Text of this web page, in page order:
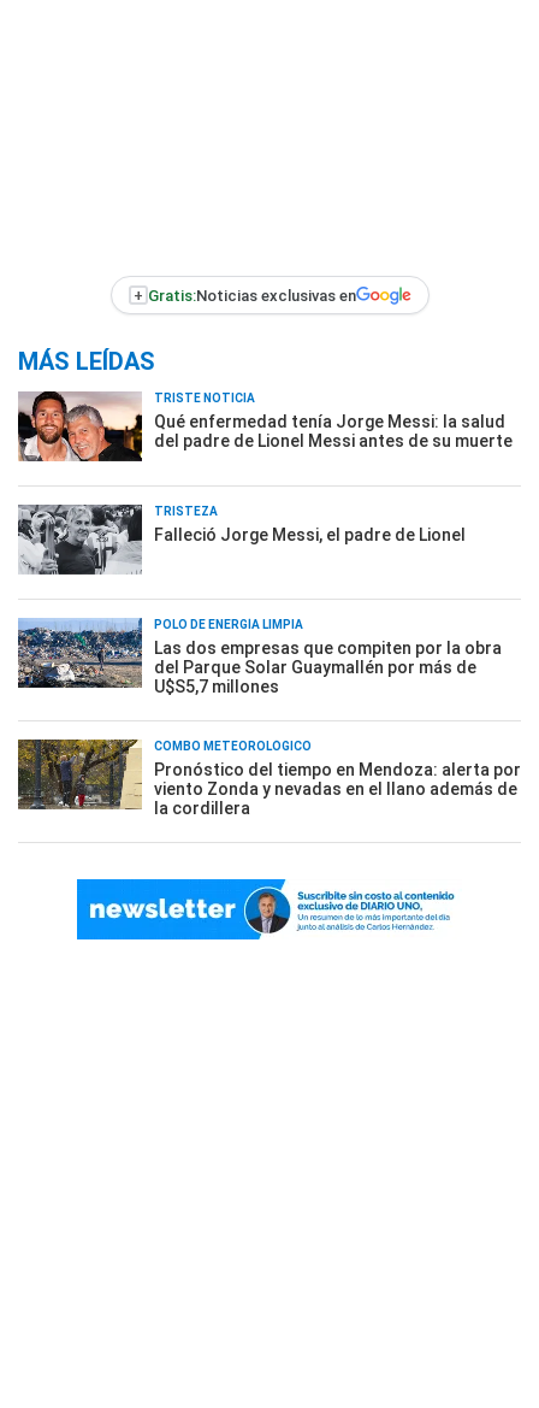
+ Gratis:Noticias exclusivas en
MÁS LEÍDAS
TRISTE NOTICIA
Qué enfermedad tenía Jorge Messi: la salud
del padre de Lionel Messi antes de su muerte
TRISTEZA
Falleció Jorge Messi, el padre de Lionel
POLO DE ENERGÍA LIMPIA
Las dos empresas que compiten por la obra
del Parque Solar Guaymallén por más de
U$S5,7 millones
COMBO METEOROLÓGICO
Pronóstico del tiempo en Mendoza: alerta por
viento Zonda y nevadas en el llano además de
la cordillera